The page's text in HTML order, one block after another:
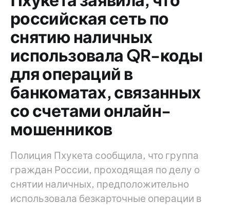
российская сеть по
снятию наличных
использовала QR-коды
для операций в
банкоматах, связанных
со счетами онлайн-
мошенников
Полиция Пхукета сообщила, что группа
граждан России, проходящая по делу о
снятии наличных, предположительно
использовала безкарточные операции в